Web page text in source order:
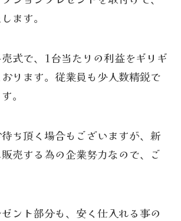
ます。
式で、1台当たりの利益をギリギ
ります。従業員も少人数精鋭で
。
ち頂く場合もございますが、新
売する為の企業努力なので、ご
ント部分も、安く仕入れる事の